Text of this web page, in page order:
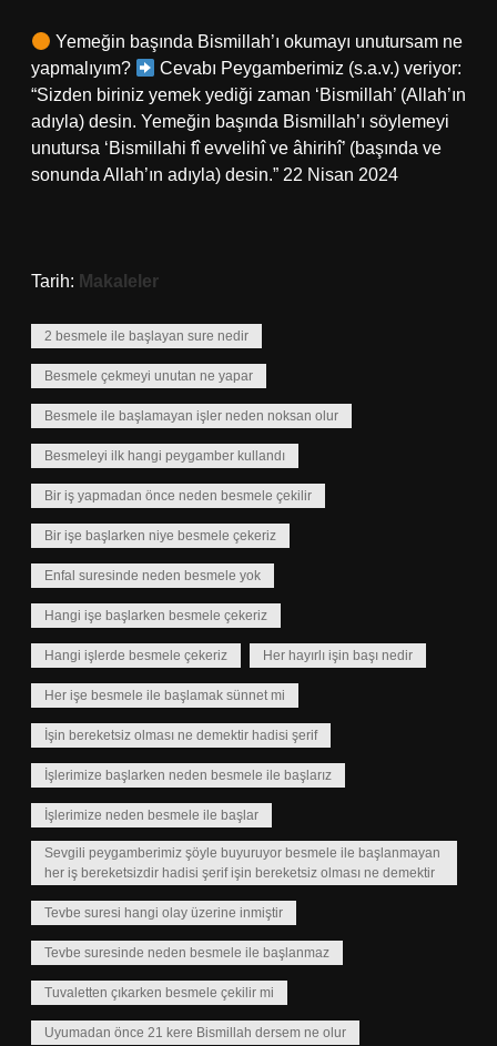
Yemeğin başında Bismillah’ı okumayı unutursam ne
yapmalıyım?
Cevabı Peygamberimiz (s.a.v.) veriyor:
“Sizden biriniz yemek yediği zaman ‘Bismillah’ (Allah’ın
adıyla) desin. Yemeğin başında Bismillah’ı söylemeyi
unutursa ‘Bismillahi fî evvelihî ve âhirihî’ (başında ve
sonunda Allah’ın adıyla) desin.” 22 Nisan 2024
Tarih: Makaleler
2 besmele ile başlayan sure nedir
Besmele çekmeyi unutan ne yapar
Besmele ile başlamayan işler neden noksan olur
Besmeleyi ilk hangi peygamber kullandı
Bir iş yapmadan önce neden besmele çekilir
Bir işe başlarken niye besmele çekeriz
Enfal suresinde neden besmele yok
Hangi işe başlarken besmele çekeriz
Hangi işlerde besmele çekeriz Her hayırlı işin başı nedir
Her işe besmele ile başlamak sünnet mi
İşin bereketsiz olması ne demektir hadisi şerif
İşlerimize başlarken neden besmele ile başlarız
İşlerimize neden besmele ile başlar
Sevgili peygamberimiz şöyle buyuruyor besmele ile başlanmayan
her iş bereketsizdir hadisi şerif işin bereketsiz olması ne demektir
Tevbe suresi hangi olay üzerine inmiştir
Tevbe suresinde neden besmele ile başlanmaz
Tuvaletten çıkarken besmele çekilir mi
Uyumadan önce 21 kere Bismillah dersem ne olur